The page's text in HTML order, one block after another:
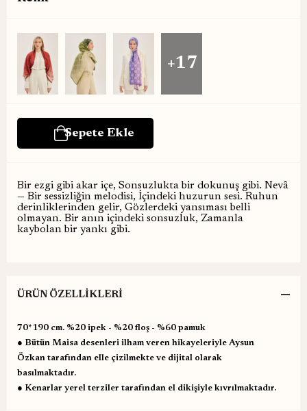
+17
Bir ezgi gibi akar içe, Sonsuzlukta bir dokunuş gibi. Nevâ
— Bir sessizliğin melodisi, İçindeki huzurun sesi. Ruhun
derinliklerinden gelir, Gözlerdeki yansıması belli
olmayan. Bir anın içindeki sonsuzluk, Zamanla
kaybolan bir yankı gibi.
ÜRÜN ÖZELLIKLERI
70*190 cm. %20 ipek - %20 floş - %60 pamuk
● Bütün Maisa desenleri ilham veren hikayeleriyle Aysun
Özkan tarafından elle çizilmekte ve dijital olarak
basılmaktadır.
● Kenarlar yerel terziler tarafından el dikişiyle kıvrılmaktadır.